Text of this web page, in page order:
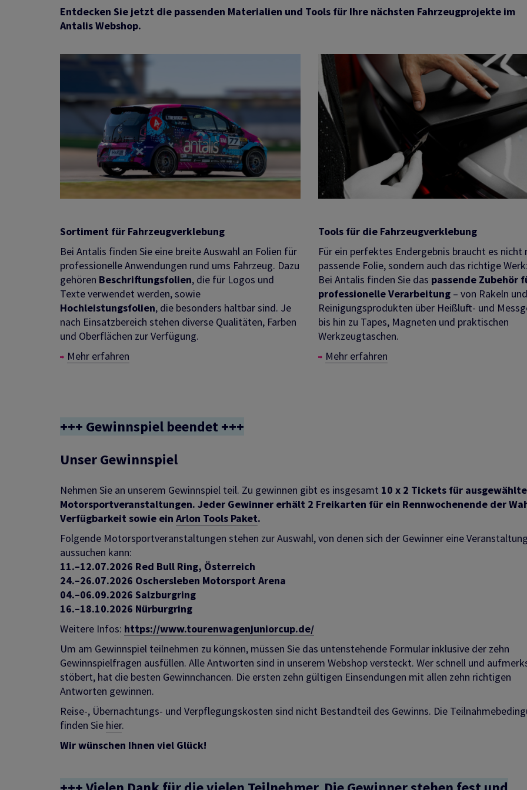
Entdecken Sie jetzt die passenden Materialien und Tools für Ihre nächsten Fahrzeugprojekte im
Antalis Webshop.
Sortiment für Fahrzeugverklebung
Bei Antalis finden Sie eine breite Auswahl an Folien für
professionelle Anwendungen rund ums Fahrzeug. Dazu
gehören Beschriftungsfolien, die für Logos und
Texte verwendet werden, sowie
Hochleistungsfolien, die besonders haltbar sind. Je
nach Einsatzbereich stehen diverse Qualitäten, Farben
und Oberflächen zur Verfügung.
Mehr erfahren
Tools für die Fahrzeugverklebung
Für ein perfektes Endergebnis braucht es nicht
passende Folie, sondern auch das richtige
Bei Antalis finden Sie das passende Zubehör
professionelle Verarbeitung– von Rakeln und
Reinigungsprodukten über Heißluft- und
bis hin zu Tapes, Magneten und praktischen
Werkzeugtaschen.
Mehr erfahren
+++ Gewinnspiel beendet +++
Unser Gewinnspiel
Nehmen Sie an unserem Gewinnspiel teil. Zu gewinnen gibt es insgesamt 10 x 2 Tickets für ausgewählte
Motorsportveranstaltungen. Jeder Gewinner erhält 2 Freikarten für ein Rennwochenende der
Verfügbarkeit sowie ein Arlon Tools Paket.
Folgende Motorsportveranstaltungen stehen zur Auswahl, von denen sich der Gewinner eine
aussuchen kann:
11.–12.07.2026 Red Bull Ring, Österreich
24.–26.07.2026 Oschersleben Motorsport Arena
04.–06.09.2026 Salzburgring
16.–18.10.2026 Nürburgring
Weitere Infos: https://www.tourenwagenjuniorcup.de/
Um am Gewinnspiel teilnehmen zu können, müssen Sie das untenstehende Formular inklusive der zehn
Gewinnspielfragen ausfüllen. Alle Antworten sind in unserem Webshop versteckt. Wer schnell und
stöbert, hat die besten Gewinnchancen. Die ersten zehn gültigen Einsendungen mit allen zehn richtigen
Antworten gewinnen.
Reise-, Übernachtungs- und Verpflegungskosten sind nicht Bestandteil des Gewinns. Die
finden Sie hier.
Wir wünschen Ihnen viel Glück!